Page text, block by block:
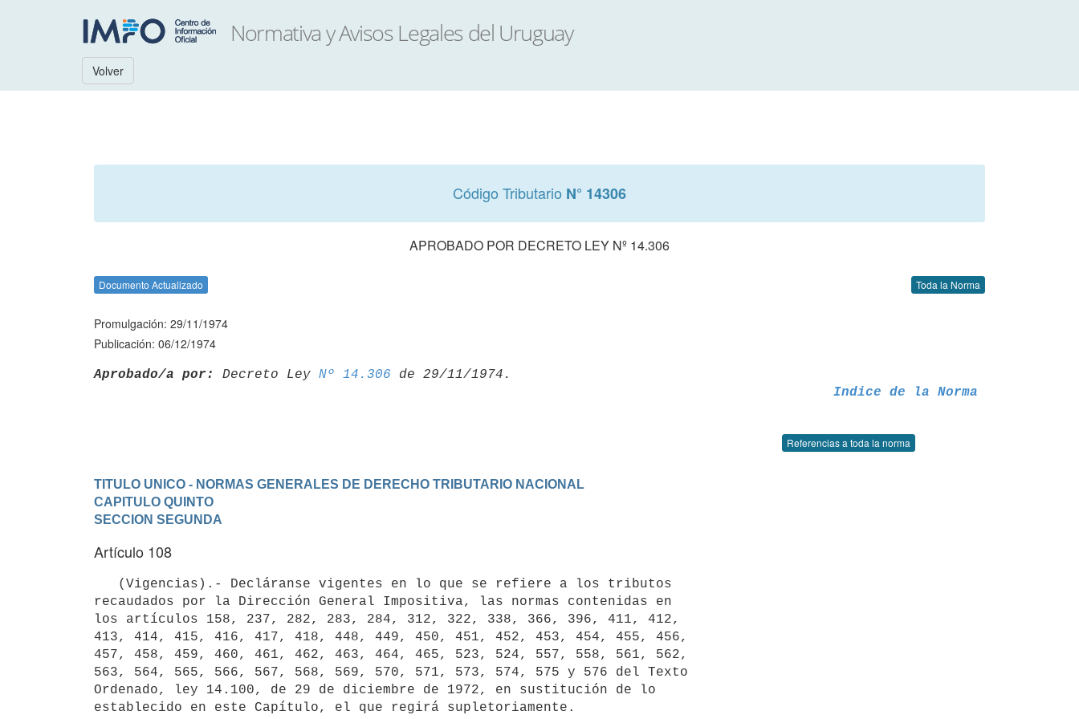
Volver
Código Tributario N° 14306
APROBADO POR DECRETO LEY Nº 14.306
Documento Actualizado Toda la Norma
Promulgación: 29/11/1974
Publicación: 06/12/1974
Aprobado/a por: Decreto Ley Nº 14.306
Indice de la Norma
Referencias a toda la norma
TITULO UNICO - NORMAS GENERALES DE DERECHO TRIBUTARIO NACIONAL
CAPITULO QUINTO
SECCION SEGUNDA
Artículo 108
recaudados por la Dirección General Impositiva, las normas contenidas en
los artículos 158, 237, 282, 283, 284, 312, 322, 338, 366, 396, 411, 412,
413, 414, 415, 416, 417, 418, 448, 449, 450, 451, 452, 453, 454, 455, 456,
457, 458, 459, 460, 461, 462, 463, 464, 465, 523, 524, 557, 558, 561, 562,
563, 564, 565, 566, 567, 568, 569, 570, 571, 573, 574, 575 y 576 del Texto
Ordenado, ley 14.100, de 29 de diciembre de 1972, en sustitución de lo